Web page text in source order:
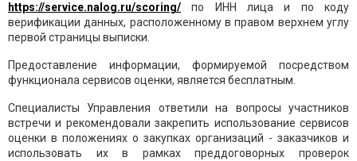
https://service.nalog.ru/scoring/ по ИНН лица и по коду
верификации данных, расположенному в правом верхнем углу
первой страницы выписки.
Предоставление информации, формируемой посредством
функционала сервисов оценки, является бесплатным.
Специалисты Управления ответили на вопросы участников
встречи и рекомендовали закрепить использование сервисов
оценки в положениях о закупках организаций - заказчиков и
использовать их в рамках преддоговорных проверок